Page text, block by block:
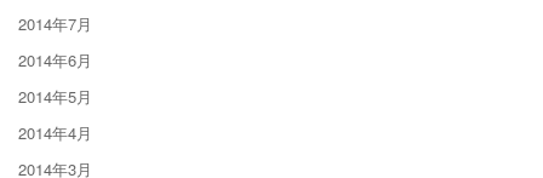
2014年7月
2014年6月
2014年5月
2014年4月
2014年3月